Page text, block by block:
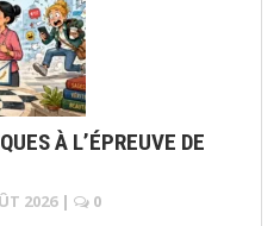
À L’ÉPREUVE DE
2026 |
0